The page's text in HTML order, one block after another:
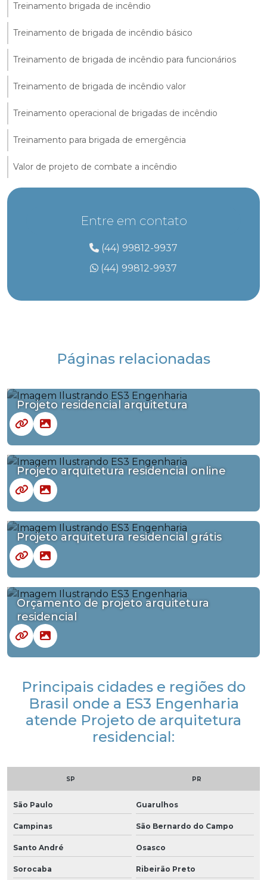
Treinamento brigada de incêndio
Treinamento de brigada de incêndio básico
Treinamento de brigada de incêndio para funcionários
Treinamento de brigada de incêndio valor
Treinamento operacional de brigadas de incêndio
Treinamento para brigada de emergência
Valor de projeto de combate a incêndio
Entre em contato
(44) 99812-9937
(44) 99812-9937
Páginas relacionadas
Projeto residencial arquitetura
Projeto arquitetura residencial online
Projeto arquitetura residencial grátis
Orçamento de projeto arquitetura
residencial
Principais cidades e regiões do
Brasil onde a ES3 Engenharia
atende Projeto de arquitetura
residencial:
SP PR
São Paulo Guarulhos
Campinas São Bernardo do Campo
Santo André Osasco
Sorocaba Ribeirão Preto